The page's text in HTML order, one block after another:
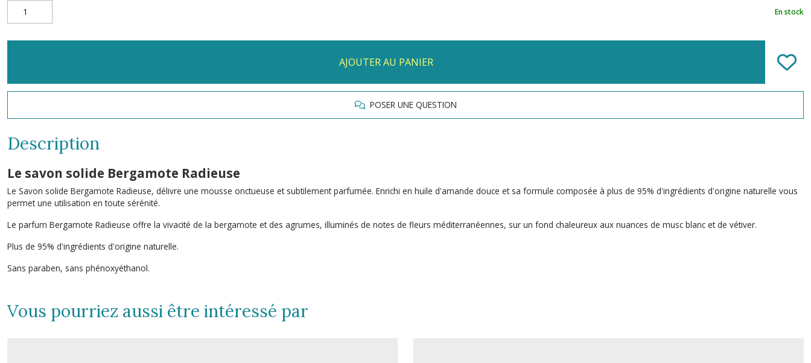
En stock
AJOUTER AU PANIER
POSER UNE QUESTION
Description
Le savon solide Bergamote Radieuse
Le Savon solide Bergamote Radieuse, délivre une mousse onctueuse et subtilement parfumée. Enrichi en huile d'amande douce et sa formule composée à plus de 95% d'ingrédients d'origine naturelle vous
permet une utilisation en toute sérénité.
Le parfum Bergamote Radieuse offre la vivacité de la bergamote et des agrumes, illuminés de notes de fleurs méditerranéennes, sur un fond chaleureux aux nuances de musc blanc et de vétiver.
Plus de 95% d'ingrédients d'origine naturelle.
Sans paraben, sans phénoxyéthanol.
Vous pourriez aussi être intéressé par